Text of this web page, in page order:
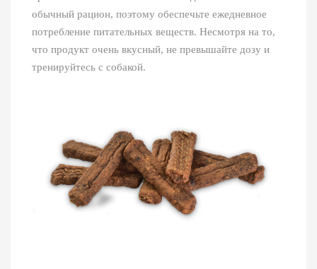
обычный рацион, поэтому обеспечьте ежедневное
потребление питательных веществ. Несмотря на то,
что продукт очень вкусный, не превышайте дозу и
тренируйтесь с собакой.